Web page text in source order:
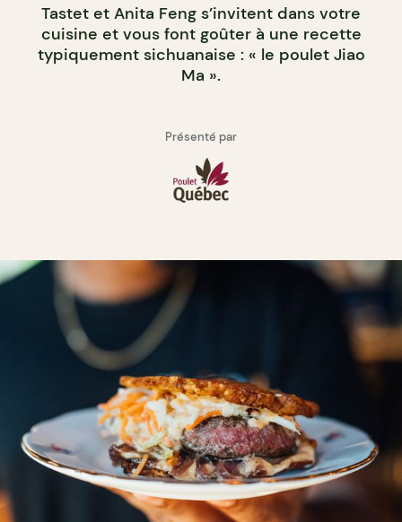
Tastet et Anita Feng s’invitent dans votre
cuisine et vous font goûter à une recette
typiquement sichuanaise : « le poulet Jiao
Ma ».
Présenté par